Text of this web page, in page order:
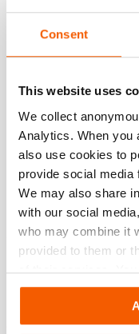
Consent
This website uses
We collect
Analytics. When you
also use cookies to
provide social media
We may also share
with our social
who may combine it
provided to them or
of their services.
Settings. See our
Afmetingen,
JPG
Functies
Kenmerken en
Compact